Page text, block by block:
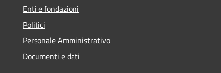
Enti e fondazioni
Politici
Personale Amministrativo
Documenti e dati